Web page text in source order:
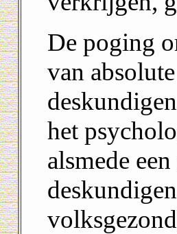
De poging
van
het
alsmede